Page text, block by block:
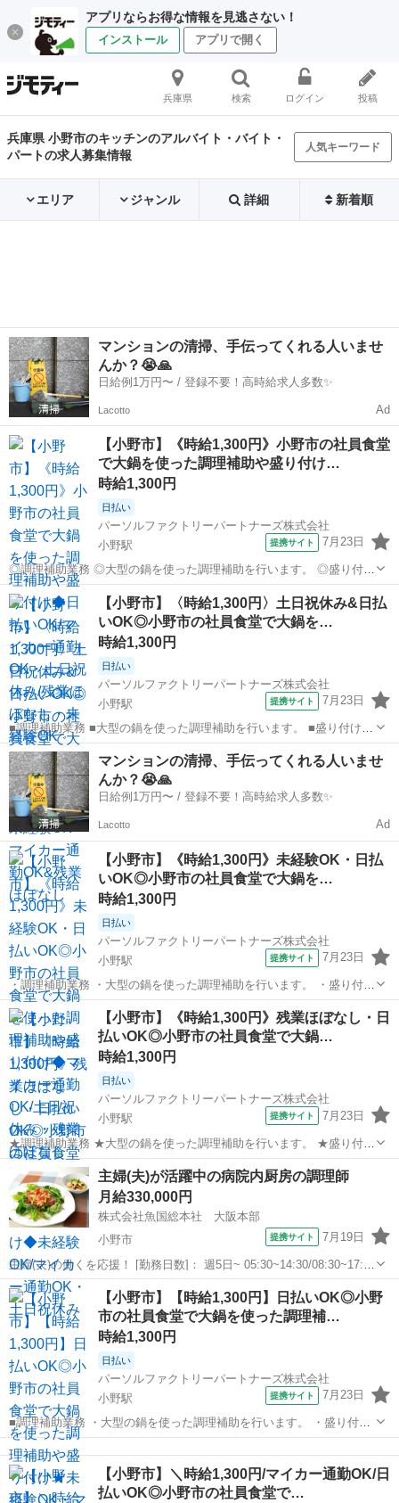
アプリならお得な情報を見逃さない！
インストール アプリで開く
兵庫県 検索 ログイン 投稿
兵庫県 小野市のキッチンのアルバイト・バイト・
パートの求人募集情報
人気キーワード
エリア ジャンル 詳細 新着順
マンションの清掃、手伝ってくれる人いませ
んか？😭🙏
日給例1万円〜 / 登録不要！高時給求人多数✨
Lacotto Ad
【小野市】《時給1,300円》小野市の社員食堂
で大鍋を使った調理補助や盛り付け…
時給1,300円
日払い
パーソルファクトリーパートナーズ株式会社
小野駅
提携サイト 7月23日
◎調理補助業務 ◎大型の鍋を使った調理補助を行います。 ◎盛り付け
やかんたんな準備が中心で、未経験でも安心♪ ※重量物の取り扱いは
ありません ※丁寧な指導あり! ＼未経験でも安心♪丁寧な指導あり/ ◎
重量物の扱いはありませ...
兵庫 小野市 小野駅 キッチン
【小野市】〈時給1,300円〉土日祝休み&日払
いOK◎小野市の社員食堂で大鍋を…
時給1,300円
日払い
パーソルファクトリーパートナーズ株式会社
小野駅
提携サイト 7月23日
■調理補助業務 ■大型の鍋を使った調理補助を行います。 ■盛り付けや
かんたんな準備が中心で、未経験でも安心♪ ※重量物の取り扱いはあ
りません ※丁寧な指導あり! ＼未経験でも安心♪丁寧な指導あり/ ■大型
の鍋を使った調理補...
兵庫 小野市 キッチン
マンションの清掃、手伝ってくれる人いませ
んか？😭🙏
日給例1万円〜 / 登録不要！高時給求人多数✨
Lacotto Ad
【小野市】《時給1,300円》未経験OK・日払
いOK◎小野市の社員食堂で大鍋を…
時給1,300円
日払い
パーソルファクトリーパートナーズ株式会社
小野駅
提携サイト 7月23日
・調理補助業務 ・大型の鍋を使った調理補助を行います。 ・盛り付け
やカンタンな準備が中心で、未経験でも安心♪ ※重量物の取り扱いは
ありません ※丁寧な指導あり! ＼未経験でも安心♪丁寧な指導あり/ ・
調理・料理が好きな方に...
兵庫 小野市 小野駅 キッチン
【小野市】《時給1,300円》残業ほぼなし・日
払いOK◎小野市の社員食堂で大鍋…
時給1,300円
日払い
パーソルファクトリーパートナーズ株式会社
小野駅
提携サイト 7月23日
★調理補助業務 ★大型の鍋を使った調理補助を行います。 ★盛り付け
やカンタンな準備が中心で、未経験でも安心♪ ※重量物の取り扱いは
ありません ※丁寧な指導あり! ＼未経験でも安心♪丁寧な指導あり/ ★
重量物の扱いはありませ...
小野市 小野駅 キッチン
主婦(夫)が活躍中の病院内厨房の調理師
月給330,000円
株式会社魚国総本社 大阪本部
小野市
提携サイト 7月19日
主婦(夫)の働くを応援！ [勤務日数]： 週5日~ 05:30~14:30/08:30~17:30
[勤務地・最寄駅]： 兵庫県小野市匠台72-1 株式会社魚国総本社 大阪
本部 大村(兵庫県)駅自動車5分 [職種名]...
兵庫 小野市 キッチン
【小野市】【時給1,300円】日払いOK◎小野
市の社員食堂で大鍋を使った調理補…
時給1,300円
日払い
パーソルファクトリーパートナーズ株式会社
小野駅
提携サイト 7月23日
■調理補助業務 ・大型の鍋を使った調理補助を行います。 ・盛り付け
や簡単な準備が中心で、未経験でも安心♪ ※重量物の取り扱いはあり
ません ※丁寧な指導あり! ＼未経験でも安心♪丁寧な指導あり/ ◎大型
の鍋を使った調理補助の...
兵庫 小野市
【小野市】＼時給1,300円/マイカー通勤OK/日
払いOK◎小野市の社員食堂で…